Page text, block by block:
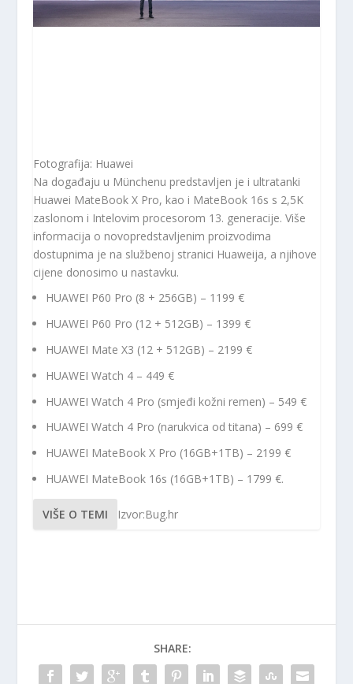
Fotografija: Huawei
Na događaju u Münchenu predstavljen je i ultratanki
Huawei MateBook X Pro, kao i MateBook 16s s 2,5K
zaslonom i Intelovim procesorom 13. generacije. Više
informacija o novopredstavljenim proizvodima
dostupnima je na službenoj stranici Huaweija, a njihove
cijene donosimo u nastavku.
HUAWEI P60 Pro (8 + 256GB) – 1199 €
HUAWEI P60 Pro (12 + 512GB) – 1399 €
HUAWEI Mate X3 (12 + 512GB) – 2199 €
HUAWEI Watch 4 – 449 €
HUAWEI Watch 4 Pro (smjeđi kožni remen) – 549 €
HUAWEI Watch 4 Pro (narukvica od titana) – 699 €
HUAWEI MateBook X Pro (16GB+1TB) – 2199 €
HUAWEI MateBook 16s (16GB+1TB) – 1799 €.
VIŠE O TEMI Izvor:Bug.hr
SHARE: